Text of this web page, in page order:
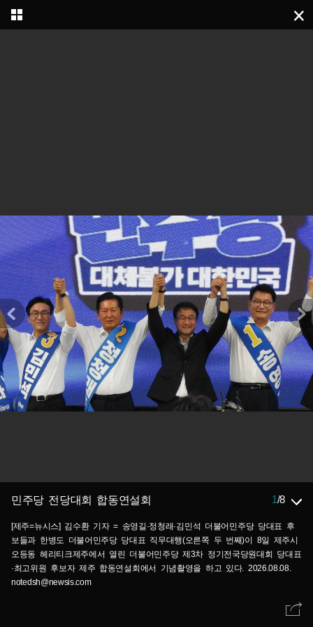
민주당 전당대회 합동연설회 1/8
[제주=뉴시스] 김수환 기자 = 송영길·정청래·김민석 더불어민주당 당대표 후
보들과 한병도 더불어민주당 당대표 직무대행(오른쪽 두 번째)이 8일 제주시
오등동 헤리티크제주에서 열린 더불어민주당 제3차 정기전국당원대회 당대표
·최고위원 후보자 제주 합동연설회에서 기념촬영을 하고 있다. 2026.08.08.
notedsh@newsis.com